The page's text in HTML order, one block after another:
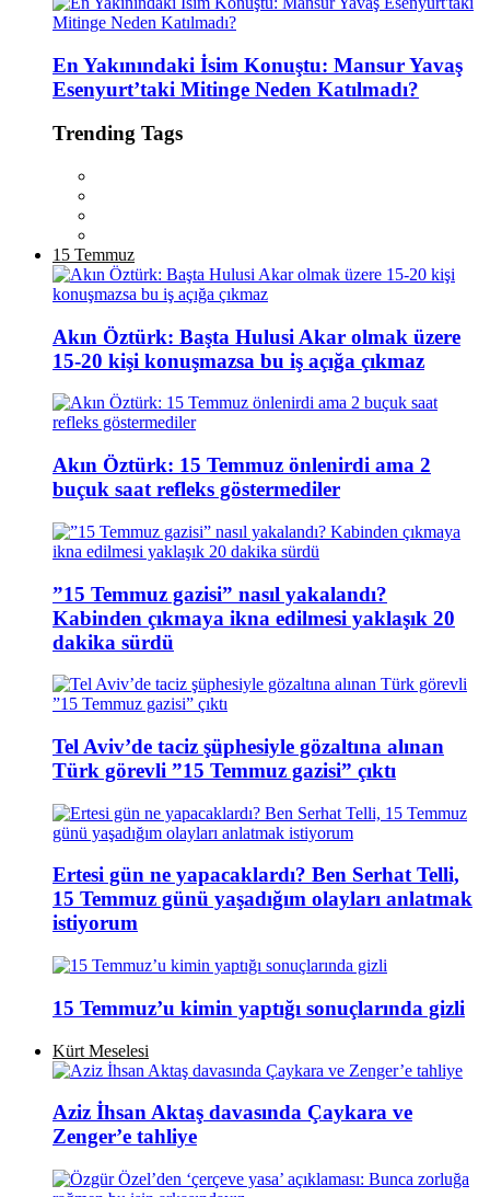
En Yakınındaki İsim Konuştu: Mansur Yavaş
Esenyurt’taki Mitinge Neden Katılmadı?
Trending Tags
15 Temmuz
Akın Öztürk: Başta Hulusi Akar olmak üzere
15-20 kişi konuşmazsa bu iş açığa çıkmaz
Akın Öztürk: 15 Temmuz önlenirdi ama 2
buçuk saat refleks göstermediler
”15 Temmuz gazisi” nasıl yakalandı?
Kabinden çıkmaya ikna edilmesi yaklaşık 20
dakika sürdü
Tel Aviv’de taciz şüphesiyle gözaltına alınan
Türk görevli ”15 Temmuz gazisi” çıktı
Ertesi gün ne yapacaklardı? Ben Serhat Telli,
15 Temmuz günü yaşadığım olayları anlatmak
istiyorum
15 Temmuz’u kimin yaptığı sonuçlarında gizli
Kürt Meselesi
Aziz İhsan Aktaş davasında Çaykara ve
Zenger’e tahliye